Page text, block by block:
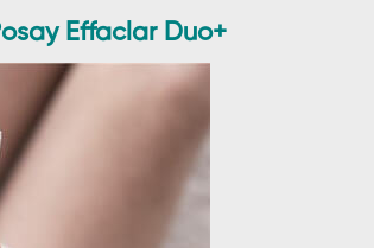
Effaclar Duo+